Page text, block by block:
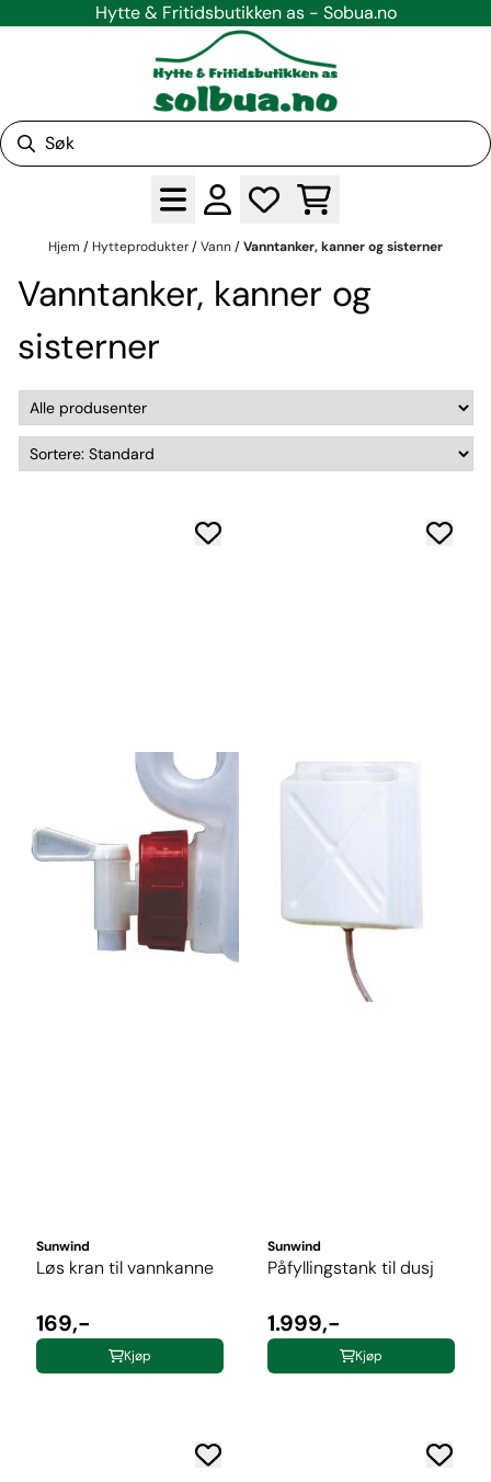
Hopp til innholdHytte & Fritidsbutikken as - Sobua.no
Hjem / Hytteprodukter/Vann/Vanntanker, kanner og sisterner
Vanntanker, kanner og
sisterner
Sunwind
Løs kran til vannkanne
169,-
Kjøp
Sunwind
Påfyllingstank til dusj
1.999,-
Kjøp